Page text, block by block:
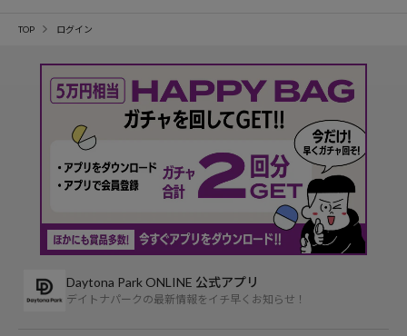
TOP ログイン
Daytona Park ONLINE 公式アプリ
デイトナパークの最新情報をイチ早くお知らせ！